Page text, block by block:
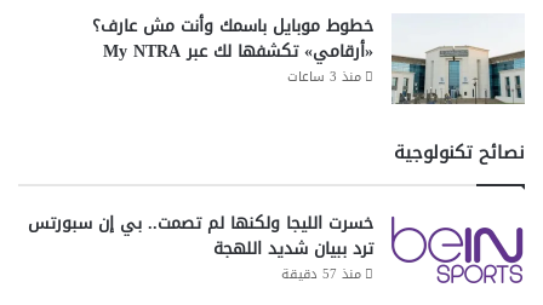
ا
ل
ث
ن
ي
خطوط موبايل باسمك وأنت مش عارف؟
«أرقامي» تكشفها لك عبر My NTRA
منذ 3 ساعات
نصائح تكنولوجية
خسرت الليجا ولكنها لم تصمت.. بي إن سبورتس
ترد ببيان شديد اللهجة
منذ 57 دقيقة